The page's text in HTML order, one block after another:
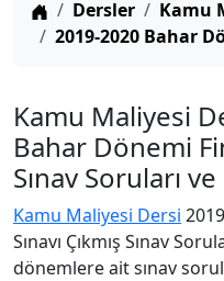
Anasayfa
Dersler
Kamu
2019-2020 Bahar
Kamu Maliyesi
Bahar Dönemi
Sınav Soruları
Kamu Maliyesi Dersi
Sınavı Çıkmış Sınav
dönemlere ait sınav